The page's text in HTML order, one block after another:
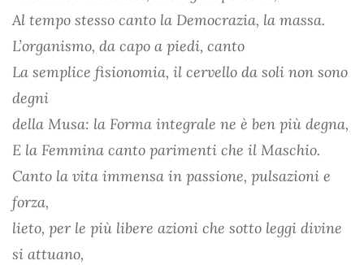
Al tempo stesso canto la Democrazia, la massa.
L’organismo, da capo a piedi, canto
La semplice fisionomia, il cervello da soli non sono
degni
della Musa: la Forma integrale ne è ben più degna,
E la Femmina canto parimenti che il Maschio.
Canto la vita immensa in passione, pulsazioni e
forza,
lieto, per le più libere azioni che sotto leggi divine
si attuano,